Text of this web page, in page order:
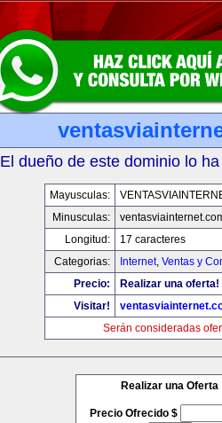
El dueño de este dominio lo
Mayusculas:
Minusculas:
Longitud:
17 caracteres
Categorias:
Internet, Ventas y
Precio:
Realizar una oferta!
Visitar!
Serán consideradas
Realizar una Oferta
Precio Ofrecido $